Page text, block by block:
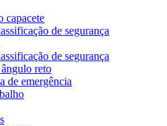
capacete
de segurança
de segurança
reto
de emergência